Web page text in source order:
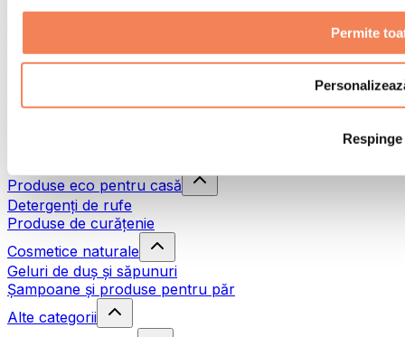
Permite
Respinge
Terapie prin frig
Produse eco pentru casă
Detergenți de rufe
Produse de curățenie
Cosmetice naturale
Geluri de duș și săpunuri
Șampoane și produse pentru păr
Alte categorii